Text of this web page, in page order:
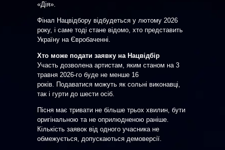
«Дія».
Фінал Нацвідбору відбудеться у лютому 2026
року, і саме тоді стане відомо, хто представить
Україну на Євробаченні.
Хто може подати заявку на Нацвідбір
Участь дозволена артистам, яким станом на 3
травня 2026-го буде не менше 16
років. Подаватися можуть як сольні виконавці,
так і гурти до шести осіб.
Пісня має тривати не більше трьох хвилин, бути
оригінальною та не оприлюдненою раніше.
Кількість заявок від одного учасника не
обмежується, допускаються демоверсії.